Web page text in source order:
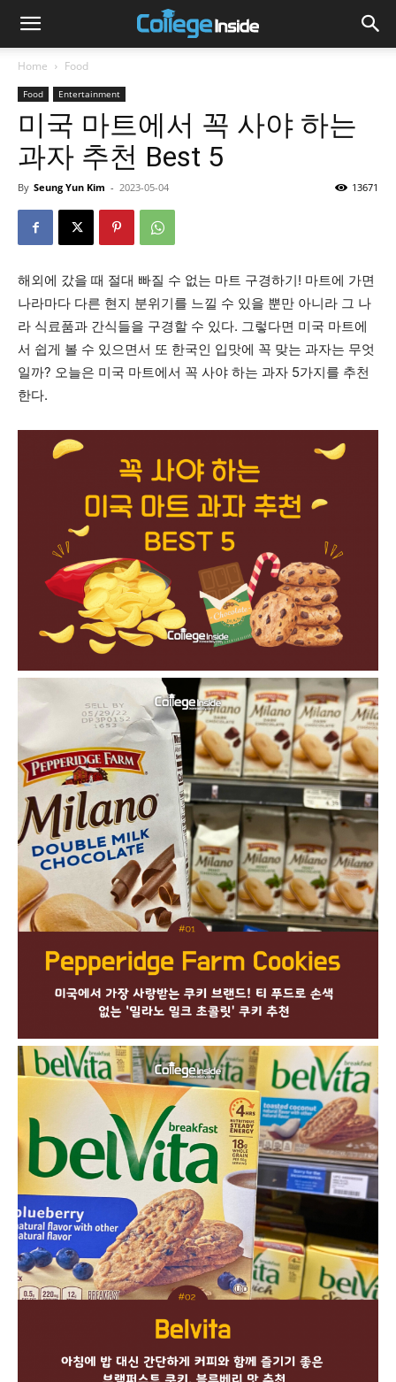
Home Food
Food Entertainment
미국 마트에서 꼭 사야 하는
과자 추천 Best 5
By Seung Yun Kim - 2023-05-04 13671
해외에 갔을 때 절대 빠질 수 없는 마트 구경하기! 마트에 가면
나라마다 다른 현지 분위기를 느낄 수 있을 뿐만 아니라 그 나
라 식료품과 간식들을 구경할 수 있다. 그렇다면 미국 마트에
서 쉽게 볼 수 있으면서 또 한국인 입맛에 꼭 맞는 과자는 무엇
일까? 오늘은 미국 마트에서 꼭 사야 하는 과자 5가지를 추천
한다.